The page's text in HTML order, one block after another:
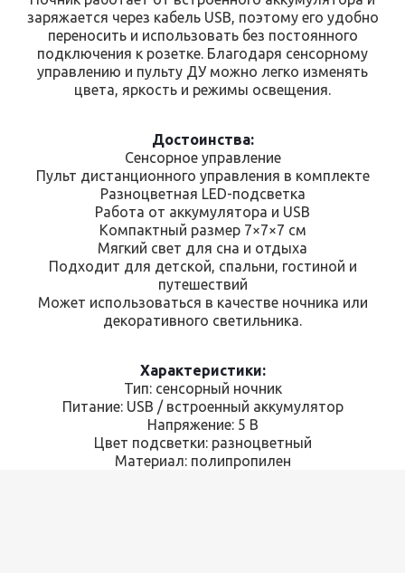
заряжается через кабель USB, поэтому его удобно
переносить и использовать без постоянного
подключения к розетке. Благодаря сенсорному
управлению и пульту ДУ можно легко изменять
цвета, яркость и режимы освещения.
Достоинства:
Сенсорное управление
Пульт дистанционного управления в комплекте
Разноцветная LED-подсветка
Работа от аккумулятора и USB
Компактный размер 7×7×7 см
Мягкий свет для сна и отдыха
Подходит для детской, спальни, гостиной и
путешествий
Может использоваться в качестве ночника или
декоративного светильника.
Характеристики:
Тип: сенсорный ночник
Питание: USB / встроенный аккумулятор
Напряжение: 5 В
Цвет подсветки: разноцветный
Материал: полипропилен